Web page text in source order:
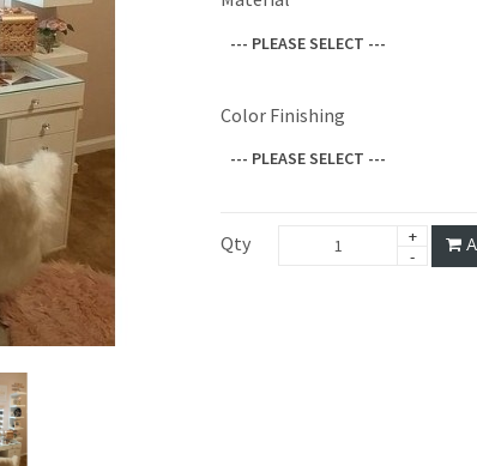
--- PLEASE SELECT ---
Color Finishing
--- PLEASE SELECT ---
Qty